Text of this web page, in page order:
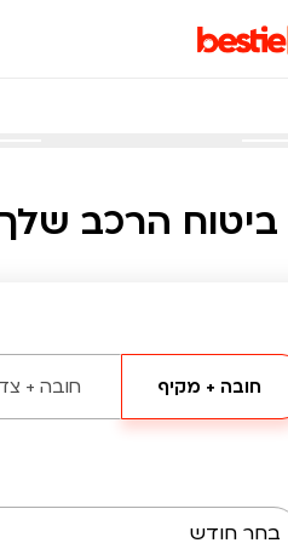
ביטוח הרכב
חובה + מקיף חובה +